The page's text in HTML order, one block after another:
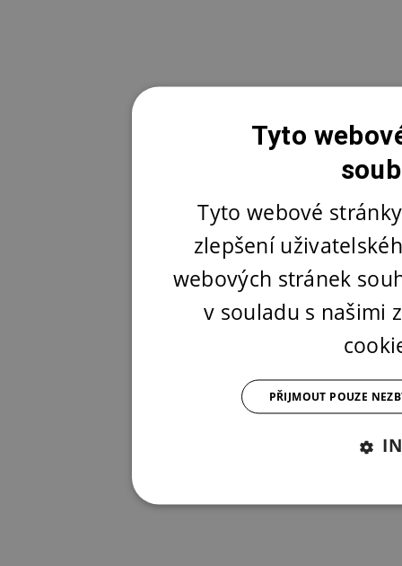
Tyto
Tyto webové
zlepšení
webových stránek
v souladu s našimi
PŘIJMOUT POUZE